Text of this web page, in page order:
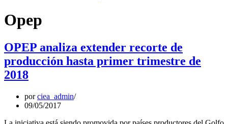
Opep
OPEP analiza extender recorte de
producción hasta primer trimestre de
2018
porciea_admin
09/05/2017